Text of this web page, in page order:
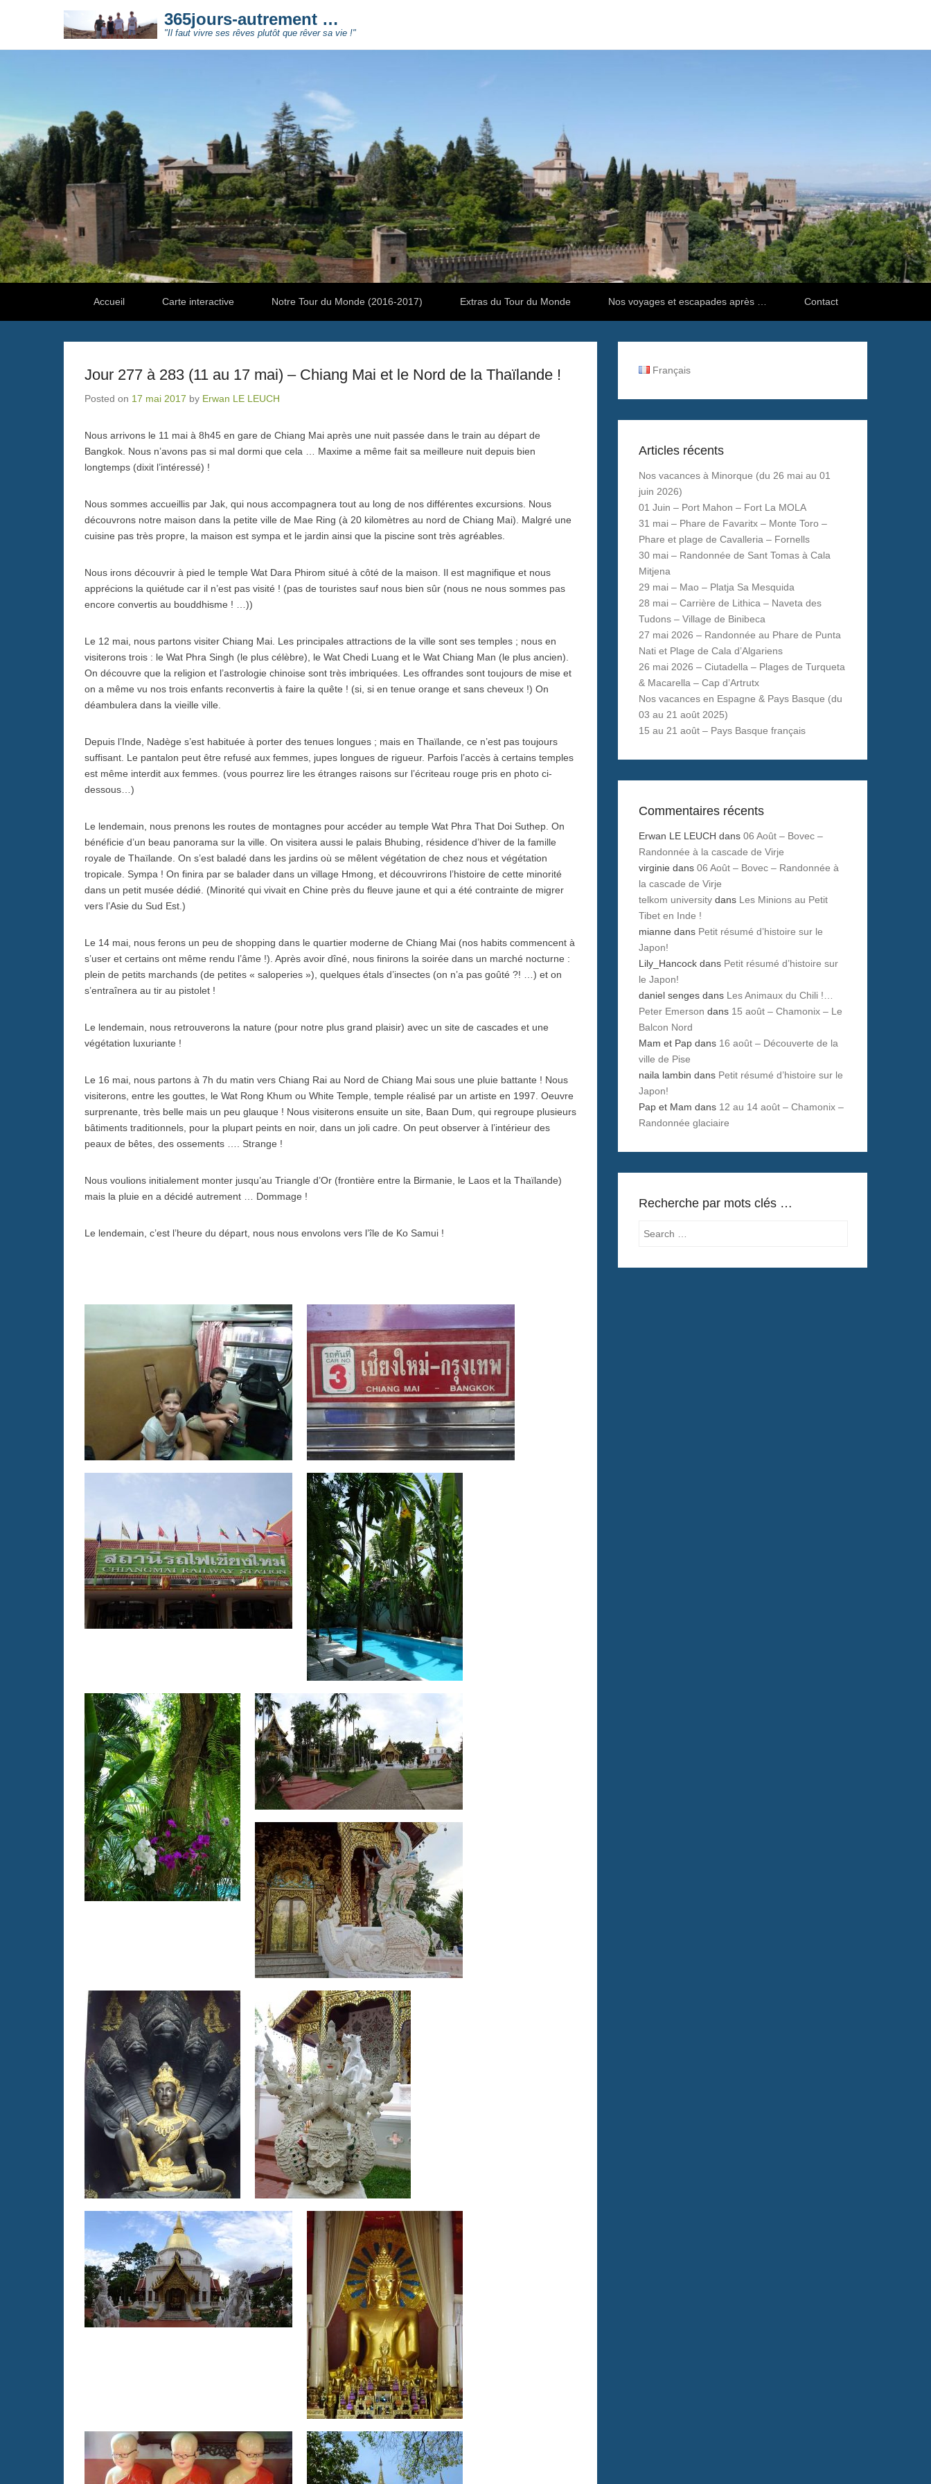
365jours-autrement …
"Il faut vivre ses rêves plutôt que rêver sa vie !"
Accueil
Carte interactive Notre Tour du Monde (2016-2017) Extras du Tour du Monde Nos voyages et escapades après … Contact
Jour 277 à 283 (11 au 17 mai) – Chiang Mai et le Nord de la Thaïlande !
Posted on 17 mai 2017 by Erwan LE LEUCH
Nous arrivons le 11 mai à 8h45 en gare de Chiang Mai après une nuit passée dans le train au départ de
Bangkok. Nous n’avons pas si mal dormi que cela … Maxime a même fait sa meilleure nuit depuis bien
longtemps (dixit l’intéressé) !
Nous sommes accueillis par Jak, qui nous accompagnera tout au long de nos différentes excursions. Nous
découvrons notre maison dans la petite ville de Mae Ring (à 20 kilomètres au nord de Chiang Mai). Malgré une
cuisine pas très propre, la maison est sympa et le jardin ainsi que la piscine sont très agréables.
Nous irons découvrir à pied le temple Wat Dara Phirom situé à côté de la maison. Il est magnifique et nous
apprécions la quiétude car il n’est pas visité ! (pas de touristes sauf nous bien sûr (nous ne nous sommes pas
encore convertis au bouddhisme ! …))
Le 12 mai, nous partons visiter Chiang Mai. Les principales attractions de la ville sont ses temples ; nous en
visiterons trois : le Wat Phra Singh (le plus célèbre), le Wat Chedi Luang et le Wat Chiang Man (le plus ancien).
On découvre que la religion et l’astrologie chinoise sont très imbriquées. Les offrandes sont toujours de mise et
on a même vu nos trois enfants reconvertis à faire la quête ! (si, si en tenue orange et sans cheveux !) On
déambulera dans la vieille ville.
Depuis l’Inde, Nadège s’est habituée à porter des tenues longues ; mais en Thaïlande, ce n’est pas toujours
suffisant. Le pantalon peut être refusé aux femmes, jupes longues de rigueur. Parfois l’accès à certains temples
est même interdit aux femmes. (vous pourrez lire les étranges raisons sur l’écriteau rouge pris en photo ci-
dessous…)
Le lendemain, nous prenons les routes de montagnes pour accéder au temple Wat Phra That Doi Suthep. On
bénéficie d’un beau panorama sur la ville. On visitera aussi le palais Bhubing, résidence d’hiver de la famille
royale de Thaïlande. On s’est baladé dans les jardins où se mêlent végétation de chez nous et végétation
tropicale. Sympa ! On finira par se balader dans un village Hmong, et découvrirons l’histoire de cette minorité
dans un petit musée dédié. (Minorité qui vivait en Chine près du fleuve jaune et qui a été contrainte de migrer
vers l’Asie du Sud Est.)
Le 14 mai, nous ferons un peu de shopping dans le quartier moderne de Chiang Mai (nos habits commencent à
s’user et certains ont même rendu l’âme !). Après avoir dîné, nous finirons la soirée dans un marché nocturne :
plein de petits marchands (de petites « saloperies »), quelques étals d’insectes (on n’a pas goûté ?! …) et on
s’entraînera au tir au pistolet !
Le lendemain, nous retrouverons la nature (pour notre plus grand plaisir) avec un site de cascades et une
végétation luxuriante !
Le 16 mai, nous partons à 7h du matin vers Chiang Rai au Nord de Chiang Mai sous une pluie battante ! Nous
visiterons, entre les gouttes, le Wat Rong Khum ou White Temple, temple réalisé par un artiste en 1997. Oeuvre
surprenante, très belle mais un peu glauque ! Nous visiterons ensuite un site, Baan Dum, qui regroupe plusieurs
bâtiments traditionnels, pour la plupart peints en noir, dans un joli cadre. On peut observer à l’intérieur des
peaux de bêtes, des ossements …. Strange !
Nous voulions initialement monter jusqu’au Triangle d’Or (frontière entre la Birmanie, le Laos et la Thaïlande)
mais la pluie en a décidé autrement … Dommage !
Le lendemain, c’est l’heure du départ, nous nous envolons vers l’île de Ko Samui !
Français
Articles récents
Nos vacances à Minorque (du 26 mai au 01
juin 2026)
01 Juin – Port Mahon – Fort La MOLA
31 mai – Phare de Favaritx – Monte Toro –
Phare et plage de Cavalleria – Fornells
30 mai – Randonnée de Sant Tomas à Cala
Mitjena
29 mai – Mao – Platja Sa Mesquida
28 mai – Carrière de Lithica – Naveta des
Tudons – Village de Binibeca
27 mai 2026 – Randonnée au Phare de Punta
Nati et Plage de Cala d’Algariens
26 mai 2026 – Ciutadella – Plages de Turqueta
& Macarella – Cap d’Artrutx
Nos vacances en Espagne & Pays Basque (du
03 au 21 août 2025)
15 au 21 août – Pays Basque français
Commentaires récents
Erwan LE LEUCH dans 06 Août – Bovec –
Randonnée à la cascade de Virje
virginie dans 06 Août – Bovec – Randonnée à
la cascade de Virje
telkom university dans Les Minions au Petit
Tibet en Inde !
mianne dans Petit résumé d’histoire sur le
Japon!
Lily_Hancock dans Petit résumé d’histoire sur
le Japon!
daniel senges dans Les Animaux du Chili !…
Peter Emerson dans 15 août – Chamonix – Le
Balcon Nord
Mam et Pap dans 16 août – Découverte de la
ville de Pise
naila lambin dans Petit résumé d’histoire sur le
Japon!
Pap et Mam dans 12 au 14 août – Chamonix –
Randonnée glaciaire
Recherche par mots clés …
Search